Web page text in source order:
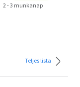
2 - 3 munkanap
Teljes lista